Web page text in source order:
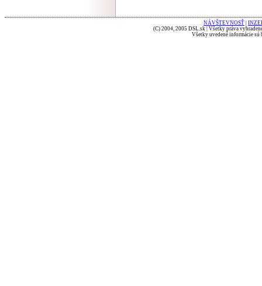
NÁVŠTEVNOSŤ
(C) 2004, 2005 DSL.sk | Všetky práva
Všetky uvedené informácie sú